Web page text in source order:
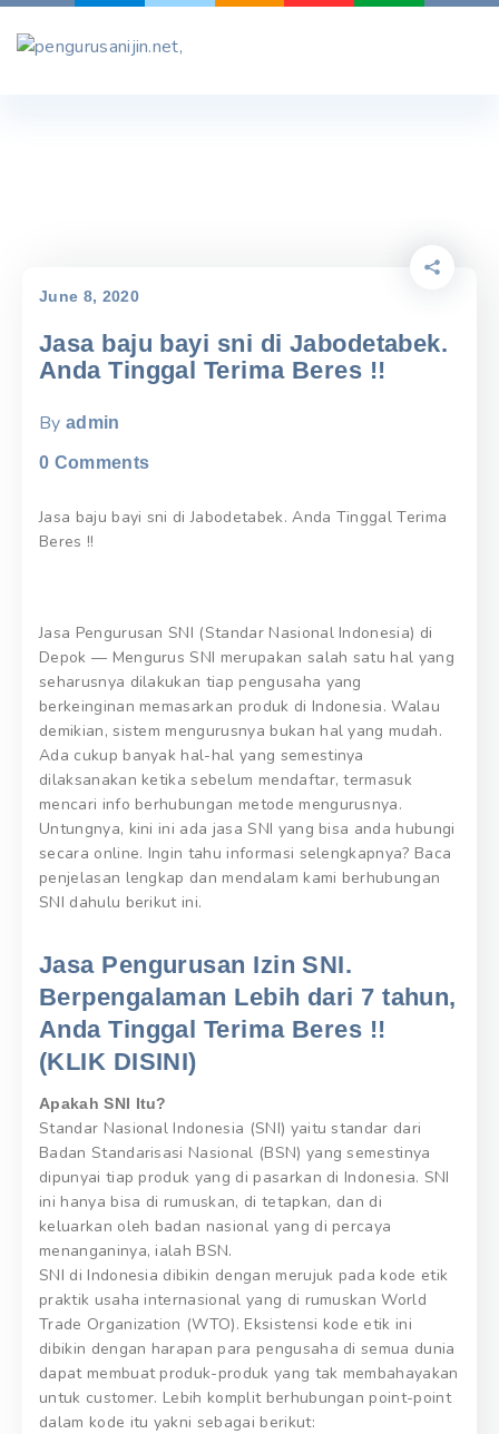
Skip
June 8, 2020
Jasa baju bayi sni di Jabodetabek.
Anda Tinggal Terima Beres !!
By admin
0 Comments
Jasa baju bayi sni di Jabodetabek. Anda Tinggal Terima
Beres !!
Jasa Pengurusan SNI (Standar Nasional Indonesia) di
Depok — Mengurus SNI merupakan salah satu hal yang
seharusnya dilakukan tiap pengusaha yang
berkeinginan memasarkan produk di Indonesia. Walau
demikian, sistem mengurusnya bukan hal yang mudah.
Ada cukup banyak hal-hal yang semestinya
dilaksanakan ketika sebelum mendaftar, termasuk
mencari info berhubungan metode mengurusnya.
Untungnya, kini ini ada jasa SNI yang bisa anda hubungi
secara online. Ingin tahu informasi selengkapnya? Baca
penjelasan lengkap dan mendalam kami berhubungan
SNI dahulu berikut ini.
Jasa Pengurusan Izin SNI.
Berpengalaman Lebih dari 7 tahun,
Anda Tinggal Terima Beres !!
(KLIK DISINI)
Apakah SNI Itu?
Standar Nasional Indonesia (SNI) yaitu standar dari
Badan Standarisasi Nasional (BSN) yang semestinya
dipunyai tiap produk yang di pasarkan di Indonesia. SNI
ini hanya bisa di rumuskan, di tetapkan, dan di
keluarkan oleh badan nasional yang di percaya
menanganinya, ialah BSN.
SNI di Indonesia dibikin dengan merujuk pada kode etik
praktik usaha internasional yang di rumuskan World
Trade Organization (WTO). Eksistensi kode etik ini
dibikin dengan harapan para pengusaha di semua dunia
dapat membuat produk-produk yang tak membahayakan
untuk customer. Lebih komplit berhubungan point-point
dalam kode itu yakni sebagai berikut: